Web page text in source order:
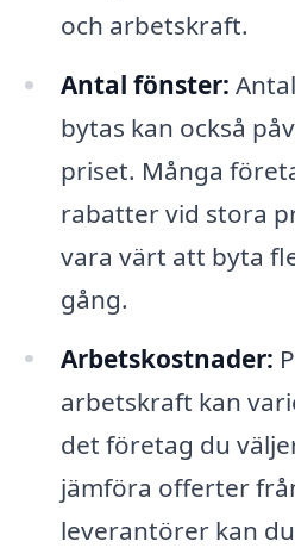
och arbetskraft.
Antal fönster:
bytas kan också
priset. Många
rabatter vid stora
vara värt att byta
gång.
Arbetskostnader:
arbetskraft kan
det företag du
jämföra offerter
leverantörer kan